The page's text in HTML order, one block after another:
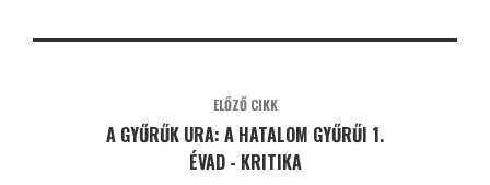
ELŐZŐ CIKK
A GYŰRŰK URA: A HATALOM GYŰRŰI 1.
ÉVAD - KRITIKA